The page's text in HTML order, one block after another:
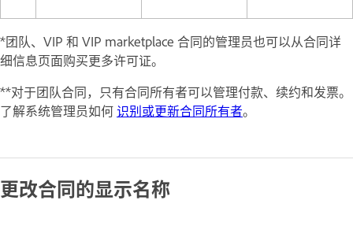
*团队、VIP 和 VIP marketplace 合同的管理员也可以从合同详
细信息页面购买更多许可证。
**对于团队合同，只有合同所有者可以管理付款、续约和发票。
了解系统管理员如何识别或更新合同所有者。
更改合同的显示名称